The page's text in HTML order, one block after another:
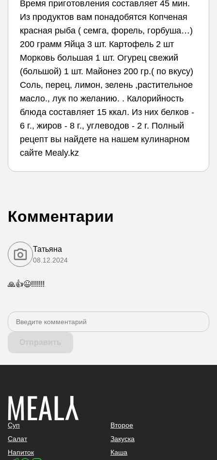
Время приготовления составляет 45 мин.
Из продуктов вам понадобятся Копченая
красная рыба ( семга, форель, горбуша…)
200 грамм Яйца 3 шт. Картофель 2 шт
Морковь большая 1 шт. Огурец свежий
(большой) 1 шт. Майонез 200 гр.( по вкусу)
Соль, перец, лимон, зелень ,растительное
масло., лук по желанию. . Калорийность
блюда составляет 15 ккал. Из них белков -
6 г., жиров - 8 г., углеводов - 2 г. Полный
рецепт вы найдете на нашем кулинарном
сайте Mealy.kz
Комментарии
Татьяна
08.12.2024
🙏👍😉!!!!!!!
Суп
Второе
Салат
Закуска
Напиток
Каша